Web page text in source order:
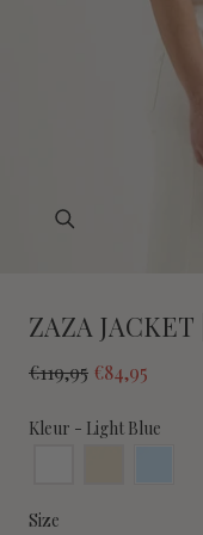
Open
modal
ZAZA
Normale
€119,95 Verkoopprijs
€84,95
Kleur - Light Blue
Size